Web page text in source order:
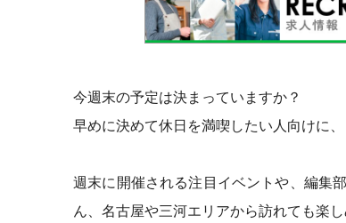
今週末の予定は決まっていますか？
早めに決めて休日を満喫したい人向けに
週末に開催される注目イベントや、編集
ん、名古屋や三河エリアから訪れても楽し